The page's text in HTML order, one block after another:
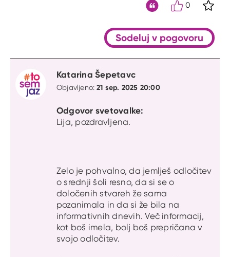
0
Sodeluj v pogovoru
Katarina Šepetavc
Objavljeno:21 sep. 2025 20:00
Odgovor svetovalke:
Lija, pozdravljena.
Zelo je pohvalno, da jemlješ odločitev
o srednji šoli resno, da si se o
določenih stvareh že sama
pozanimala in da si že bila na
informativnih dnevih. Več informacij,
kot boš imela, bolj boš prepričana v
svojo odločitev.